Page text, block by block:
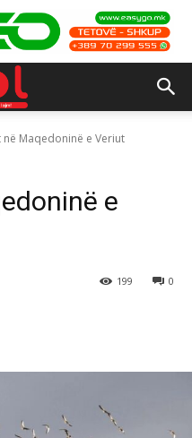
në Maqedoninë e Veriut
e
0
199